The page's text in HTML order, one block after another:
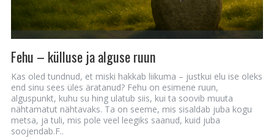
Fehu – külluse ja alguse ruun
Kas oled tundnud, et miski hakkab liikuma – justkui elu ise oleks
end sinu sees üles äratanud? Fehu on esimene ruun,
alguspunkt, kuhu su hing ulatub siis, kui ta soovib muuta
nähtamatut nähtavaks. Ta on seeme, mis sisaldab juba kogu
metsa, ja tuli, mis pole veel leegiks saanud, kuid juba
soojendab.F..